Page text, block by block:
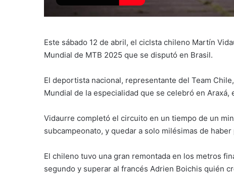
Este sábado 12 de abril, el ciclsta chileno Martín
Mundial de MTB 2025 que se disputó en Brasil.
El deportista nacional, representante del Team
Mundial de la especialidad que se celebró en Araxá,
Vidaurre completó el circuito en un tiempo de un
subcampeonato, y quedar a solo milésimas de
El chileno tuvo una gran remontada en los metros
segundo y superar al francés Adrien Boichis quién